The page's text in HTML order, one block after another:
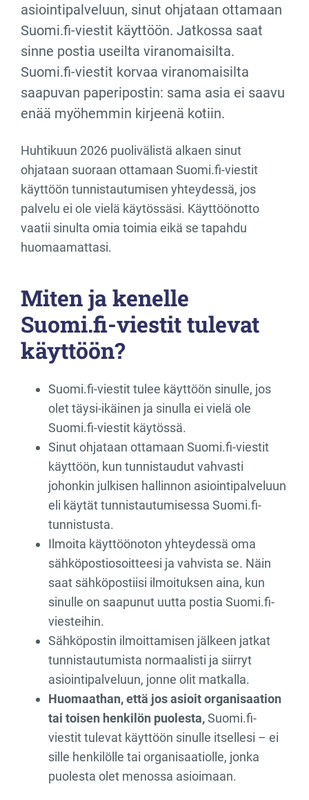
asiointipalveluun, sinut ohjataan ottamaan
Suomi.fi-viestit käyttöön. Jatkossa saat
sinne postia useilta viranomaisilta.
Suomi.fi-viestit korvaa viranomaisilta
saapuvan paperipostin: sama asia ei saavu
enää myöhemmin kirjeenä kotiin.
Huhtikuun 2026 puolivälistä alkaen sinut
ohjataan suoraan ottamaan Suomi.fi-viestit
käyttöön tunnistautumisen yhteydessä, jos
palvelu ei ole vielä käytössäsi. Käyttöönotto
vaatii sinulta omia toimia eikä se tapahdu
huomaamattasi.
Miten ja kenelle
Suomi.fi-viestit tulevat
käyttöön?
Suomi.fi-viestit tulee käyttöön sinulle, jos
olet täysi-ikäinen ja sinulla ei vielä ole
Suomi.fi-viestit käytössä.
Sinut ohjataan ottamaan Suomi.fi-viestit
käyttöön, kun tunnistaudut vahvasti
johonkin julkisen hallinnon asiointipalveluun
eli käytät tunnistautumisessa Suomi.fi-
tunnistusta.
Ilmoita käyttöönoton yhteydessä oma
sähköpostiosoitteesi ja vahvista se. Näin
saat sähköpostiisi ilmoituksen aina, kun
sinulle on saapunut uutta postia Suomi.fi-
viesteihin.
Sähköpostin ilmoittamisen jälkeen jatkat
tunnistautumista normaalisti ja siirryt
asiointipalveluun, jonne olit matkalla.
Huomaathan, että jos asioit organisaation
tai toisen henkilön puolesta,Suomi.fi-
viestit tulevat käyttöön sinulle itsellesi – ei
sille henkilölle tai organisaatiolle, jonka
puolesta olet menossa asioimaan.